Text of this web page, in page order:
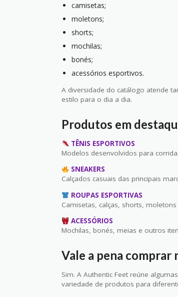
camisetas;
moletons;
shorts;
mochilas;
bonés;
acessórios esportivos.
A diversidade do catálogo atende
estilo para o dia a dia.
Produtos em
TÊNIS ESPORTIVOS
Modelos desenvolvidos para
SNEAKERS
Calçados casuais das principais
ROUPAS ESPORTIVAS
Camisetas, calças, shorts,
ACESSÓRIOS
Mochilas, bonés, meias e outros
Vale a pena comprar
Sim. A Authentic Feet reúne
variedade de produtos para